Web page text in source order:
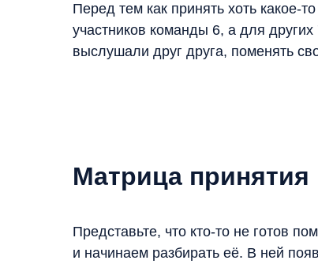
Перед тем как принять хоть какое-
участников команды 6, а для
выслушали друг друга, поменять
Матрица
Представьте, что кто-то не готов
и начинаем разбирать её. В ней